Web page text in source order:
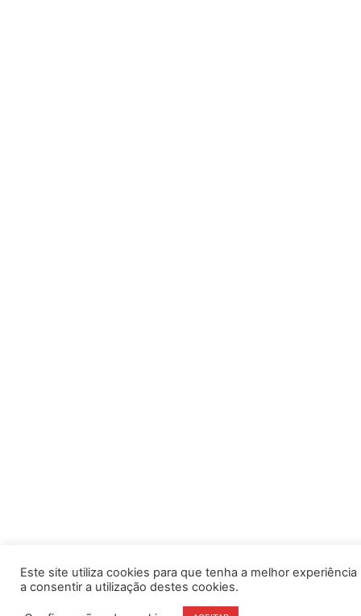
Este site utiliza cookies para que tenha a melhor
a consentir a utilização destes cookies.